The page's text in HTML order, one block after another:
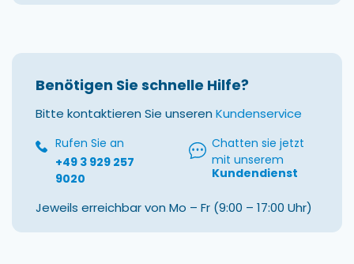
Benötigen Sie schnelle Hilfe?
Bitte kontaktieren Sie unseren Kundenservice
Rufen Sie an
+49 3 929 257
9020
Chatten sie jetzt
mit unserem
Kundendienst
Jeweils erreichbar von Mo – Fr (9:00 – 17:00 Uhr)